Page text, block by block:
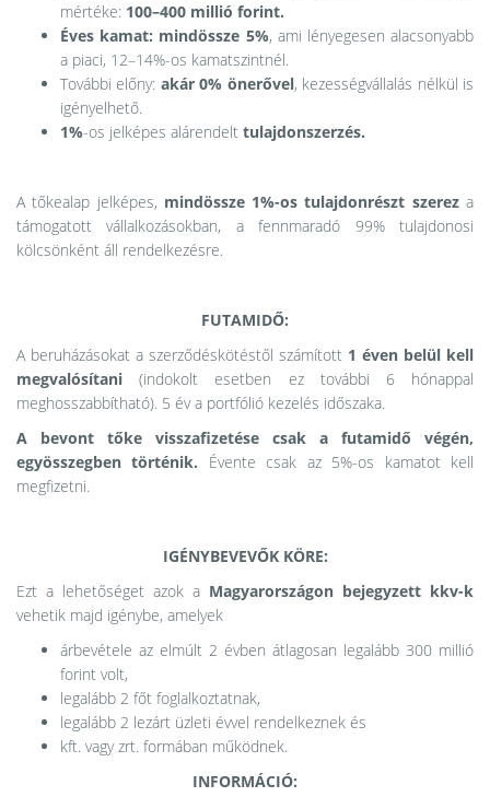
mértéke: 100–400 millió forint.
Éves kamat: mindössze 5%, ami lényegesen alacsonyabb
a piaci, 12–14%-os kamatszintnél.
További előny: akár 0% önerővel, kezességvállalás nélkül is
igényelhető.
1%-os jelképes alárendelt tulajdonszerzés.
A tőkealap jelképes, mindössze 1%-os tulajdonrészt szereza
támogatott vállalkozásokban, a fennmaradó 99% tulajdonosi
kölcsönként áll rendelkezésre.
FUTAMIDŐ:
A beruházásokat a szerződéskötéstől számított 1 éven belül kell
megvalósítani (indokolt esetben ez további 6 hónappal
meghosszabbítható). 5 év a portfólió kezelés időszaka.
A bevont tőke visszafizetése csak a futamidő végén,
egyösszegben történik. Évente csak az 5%-os kamatot kell
megfizetni.
IGÉNYBEVEVŐK KÖRE:
Ezt a lehetőséget azok a Magyarországon bejegyzett kkv-k
vehetik majd igénybe, amelyek
árbevétele az elmúlt 2 évben átlagosan legalább 300 millió
forint volt,
legalább 2 főt foglalkoztatnak,
legalább 2 lezárt üzleti évvel rendelkeznek és
kft. vagy zrt. formában működnek.
INFORMÁCIÓ: